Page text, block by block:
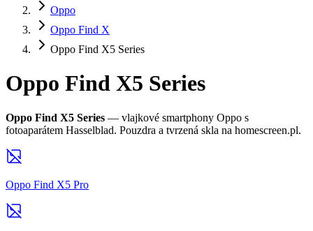
Oppo
Oppo Find X
Oppo Find X5 Series
Oppo Find X5 Series
Oppo Find X5 Series — vlajkové smartphony Oppo s
fotoaparátem Hasselblad. Pouzdra a tvrzená skla na homescreen.pl.
Oppo Find X5 Pro